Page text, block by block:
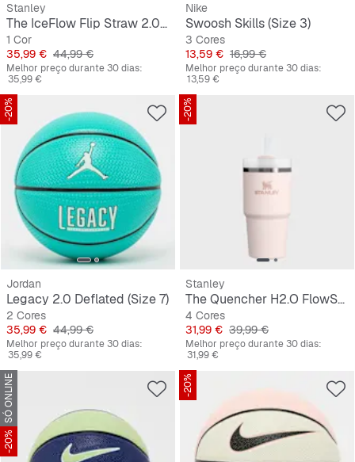
Stanley
The IceFlow Flip Straw 2.0 Tumbler | 0,6L
1 Cor
Preço
35,99 € Preço original
44,99 €
Melhor preço durante 30 dias:
35,99 €
Nike
Swoosh Skills (Size 3)
3 Cores
Preço
13,59 € Preço original
16,99 €
Melhor preço durante 30 dias:
13,59 €
-20%
Jordan
Legacy 2.0 Deflated (Size 7)
2 Cores
Preço
35,99 € Preço original
44,99 €
Melhor preço durante 30 dias:
35,99 €
-20%
Stanley
The Quencher H2.O FlowState Tumbler | 0,6L
4 Cores
Preço
31,99 € Preço original
39,99 €
Melhor preço durante 30 dias:
31,99 €
SÓ ONLINE
-20%
-20%